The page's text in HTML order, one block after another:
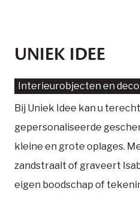
UNIEK IDEE
Interieurobjecten en
Bij Uniek Idee kan u
gepersonaliseerde
kleine en grote oplages.
zandstraalt of graveert
eigen boodschap of